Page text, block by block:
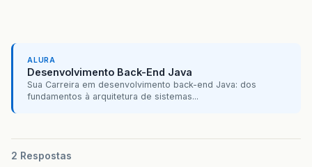
ALURA
Desenvolvimento Back-End Java
Sua Carreira em desenvolvimento back-end Java: dos
fundamentos à arquitetura de sistemas...
2 Respostas